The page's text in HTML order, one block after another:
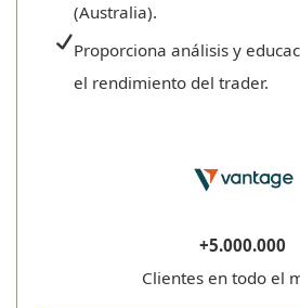
(Australia).
Proporciona análisis y
el rendimiento del trader.
+5.000.000
Clientes en todo el